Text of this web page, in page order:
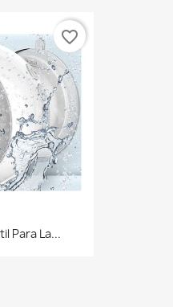
Para La...
favorite_border